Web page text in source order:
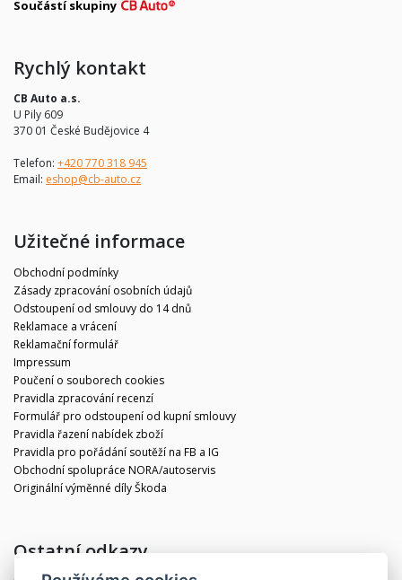
Součástí skupiny
Rychlý kontakt
CB Auto a.s.
U Pily 609
370 01 České Budějovice 4
Telefon: +420 770 318 945
Email: eshop@cb-auto.cz
Užitečné informace
Obchodní podmínky
Zásady zpracování osobních údajů
Odstoupení od smlouvy do 14 dnů
Reklamace a vrácení
Reklamační formulář
Impressum
Poučení o souborech cookies
Pravidla zpracování recenzí
Formulář pro odstoupení od kupní smlouvy
Pravidla řazení nabídek zboží
Pravidla pro pořádání soutěží na FB a IG
Obchodní spolupráce NORA/autoservis
Originální výměnné díly Škoda
Ostatní odkazy